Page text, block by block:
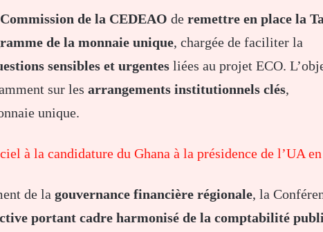
Commission de la CEDEAO de remettre en place la
de la monnaie unique, chargée de faciliter la
sensibles et urgentes liées au projet ECO.
sur les arrangements institutionnels clés,
unique.
à la candidature du Ghana à la présidence de l’UA
de la gouvernance financière régionale, la
portant cadre harmonisé de la comptabilité